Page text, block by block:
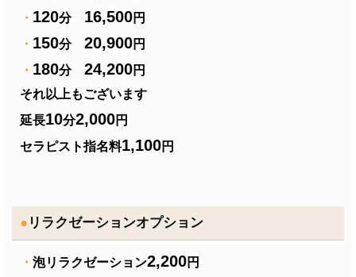
・ 120分 16,500円
・ 150分 20,900円
・ 180分 24,200円
それ以上もございます
延長10分2,000円
セラピスト指名料1,100円
● リラクゼーションオプション
・ 泡リラクゼーション2,200円